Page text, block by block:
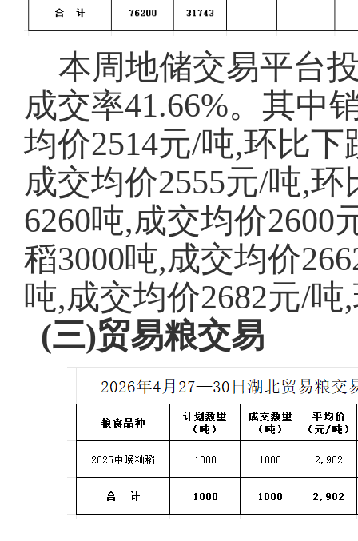
本周地储交易平台
成交率41.66%。其中
均价2514元/吨,环比下
成交均价2555元/吨,
6260吨,成交均价2600
稻3000吨,成交均价
吨,成交均价2682元/
(三)贸易粮交易